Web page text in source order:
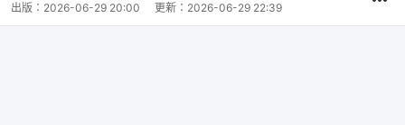
出版： 2026-06-29 20:00 更新： 2026-06-29 22:39